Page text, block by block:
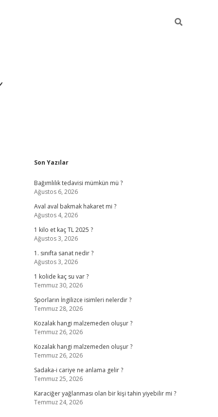
Sidebar
Son Yazılar
Bağımlılık tedavisi mümkün mü ?
Ağustos 6, 2026
Aval aval bakmak hakaret mi ?
Ağustos 4, 2026
1 kilo et kaç TL 2025 ?
Ağustos 3, 2026
1. sınıfta sanat nedir ?
Ağustos 3, 2026
1 kolide kaç su var ?
Temmuz 30, 2026
Sporların İngilizce isimleri nelerdir ?
Temmuz 28, 2026
Kozalak hangi malzemeden oluşur ?
Temmuz 26, 2026
Kozalak hangi malzemeden oluşur ?
Temmuz 26, 2026
Sadaka-i cariye ne anlama gelir ?
Temmuz 25, 2026
Karaciğer yağlanması olan bir kişi tahin yiyebilir mi ?
Temmuz 24, 2026